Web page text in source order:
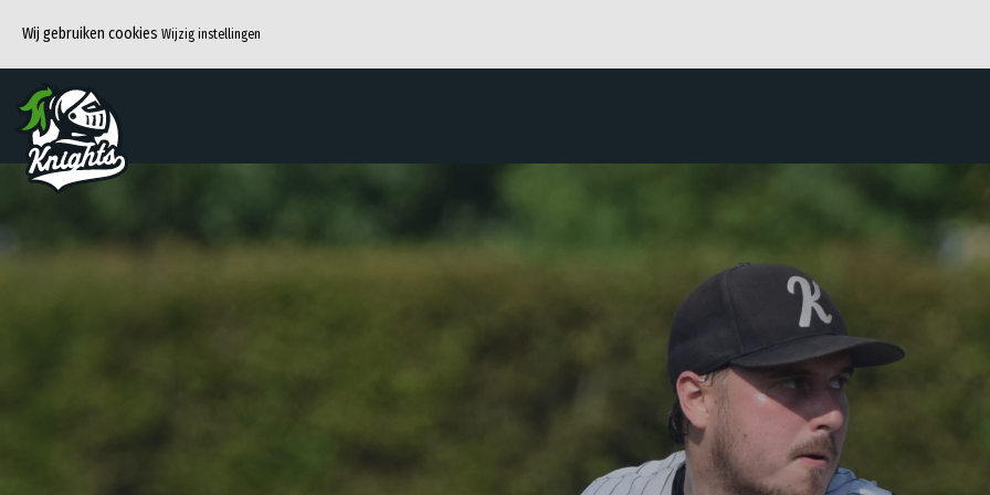
Wij gebruiken cookies Wijzig instellingen